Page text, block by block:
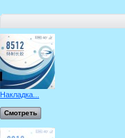
Накладка...
Смотреть